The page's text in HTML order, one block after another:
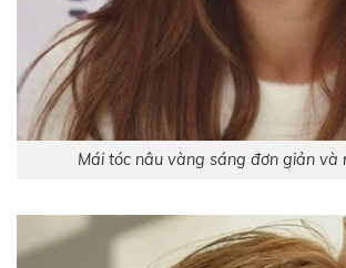
Mái tóc nâu vàng sáng đơn giản và